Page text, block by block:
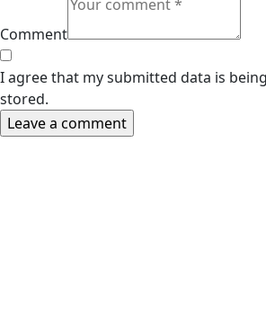
Comment
I agree that my submitted data is
stored.